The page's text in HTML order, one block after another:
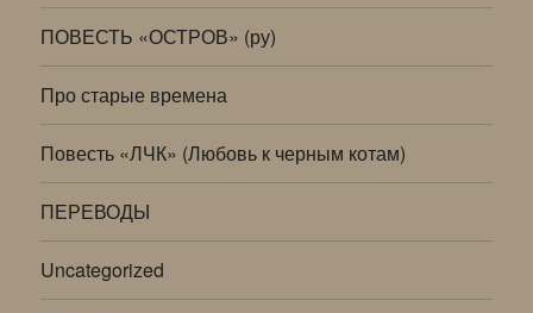
ПОВЕСТЬ «ОСТРОВ» (ру)
Про старые времена
Повесть «ЛЧК» (Любовь к черным котам)
ПЕРЕВОДЫ
Uncategorized